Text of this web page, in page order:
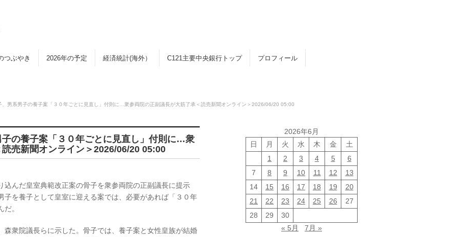
つぶやき 2026年の予定 経済統計(海外） C121主要中央銀行トップ プロフィール
、男系男子の養子案「３０年ごとに見直し」付則に…衆参両院の正副議長が大筋了承＜読売新聞オンライン＞2026/06/20 05:00
の養子案「３０年ごとに見直し」付則に…衆
売新聞オンライン＞2026/06/20 05:00
んだ皇室典範改正案の骨子を衆参両院の正副議長に提示
子を養子として皇室に迎える案では、必要があれば「３０年
。
衆院議長らに示した。骨子では、養子案と女性皇族が結婚
2026年6月
日
月 火 水 木 金
土
1
2 3 4 5
6
7
8 9 10 11 12
13
14
15 16 17 18 19
20
21
22 23 24 25 26
27
28
29
30
« 5月
7月 »